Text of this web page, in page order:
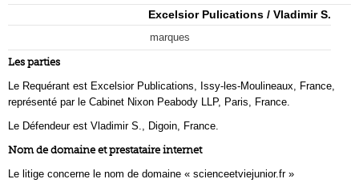
Excelsior Pulications / Vladimir S.
marques
Les parties
Le Requérant est Excelsior Publications, Issy-les-Moulineaux, France,
représenté par le Cabinet Nixon Peabody LLP, Paris, France.
Le Défendeur est Vladimir S., Digoin, France.
Nom de domaine et prestataire internet
Le litige concerne le nom de domaine « scienceetviejunior.fr »